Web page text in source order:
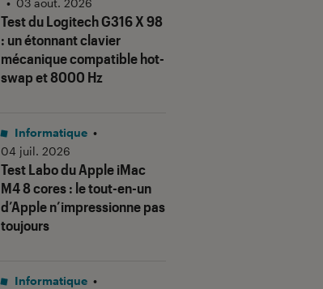
Test du Logitech G316 X 98
: un étonnant clavier
mécanique compatible hot-
swap et 8000 Hz
• 03 août. 2026
Test Labo du Apple iMac
M4 8 cores : le tout-en-un
d’Apple n’impressionne pas
toujours
Informatique •
04 juil. 2026
Informatique •